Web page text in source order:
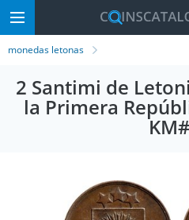
monedas letonas
2 Santimi de
la Primera